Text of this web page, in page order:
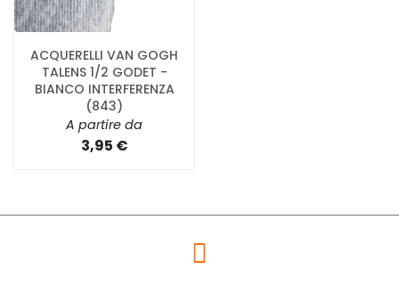
ACQUERELLI VAN GOGH
TALENS 1/2 GODET -
BIANCO INTERFERENZA
(843)
A partire da
3,95 €